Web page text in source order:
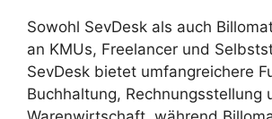
Sowohl SevDesk als auch
an KMUs, Freelancer und
SevDesk bietet umfangreichere
Buchhaltung, Rechnungsstellung